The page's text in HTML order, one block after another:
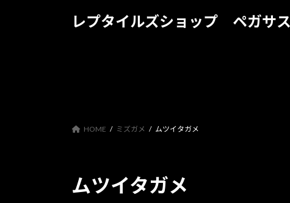
レプタイルズショップ ペガサス
HOME ミズガメ ムツイタガメ
ムツイタガメ